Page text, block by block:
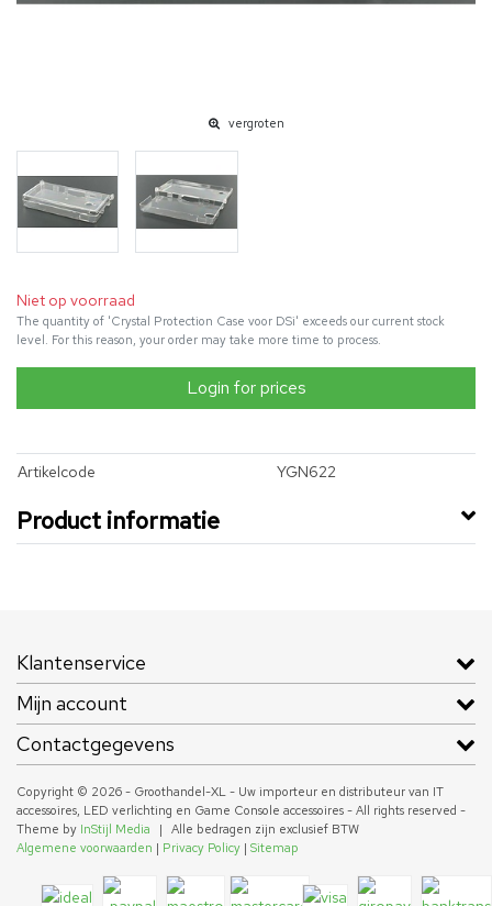
vergroten
Niet op voorraad
The quantity of 'Crystal Protection Case voor DSi' exceeds our current stock
level. For this reason, your order may take more time to process.
Login for prices
Artikelcode YGN622
Product informatie
Klantenservice
Mijn account
Contactgegevens
Copyright © 2026 - Groothandel-XL - Uw importeur en distributeur van IT
accessoires, LED verlichting en Game Console accessoires - All rights reserved -
Theme by InStijl Media |
Alle bedragen zijn exclusief BTW
Algemene voorwaarden | Privacy Policy | Sitemap